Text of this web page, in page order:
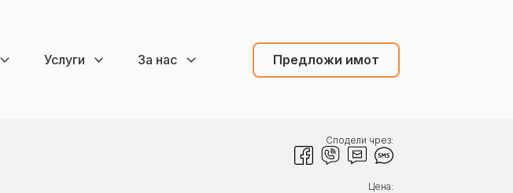
Услуги За нас Предложи имот
Сподели чрез:
Цена: